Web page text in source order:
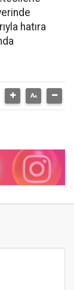
hatıra